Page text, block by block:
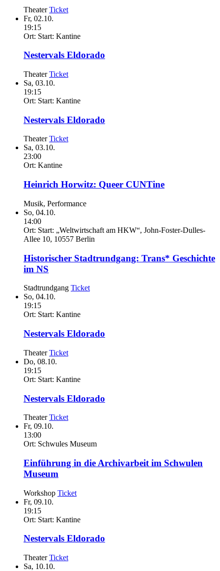
Theater Ticket
Fr, 02.10.
19:15
Ort: Start: Kantine
Nestervals Eldorado
Theater Ticket
Sa, 03.10.
19:15
Ort: Start: Kantine
Nestervals Eldorado
Theater Ticket
Sa, 03.10.
23:00
Ort: Kantine
Heinrich Horwitz: Queer CUNTine
Musik, Performance
So, 04.10.
14:00
Ort: Start: „Weltwirtschaft am HKW“, John-Foster-Dulles-
Allee 10, 10557 Berlin
Historischer Stadtrundgang: Trans* Geschichte
im NS
Stadtrundgang Ticket
So, 04.10.
19:15
Ort: Start: Kantine
Nestervals Eldorado
Theater Ticket
Do, 08.10.
19:15
Ort: Start: Kantine
Nestervals Eldorado
Theater Ticket
Fr, 09.10.
13:00
Ort: Schwules Museum
Einführung in die Archivarbeit im Schwulen
Museum
Workshop Ticket
Fr, 09.10.
19:15
Ort: Start: Kantine
Nestervals Eldorado
Theater Ticket
Sa, 10.10.